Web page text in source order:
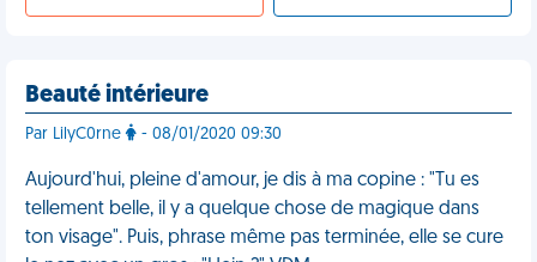
Beauté intérieure
Par LilyC0rne - 08/01/2020 09:30
Aujourd'hui, pleine d'amour, je dis à ma copine : "Tu es
tellement belle, il y a quelque chose de magique dans
ton visage". Puis, phrase même pas terminée, elle se cure